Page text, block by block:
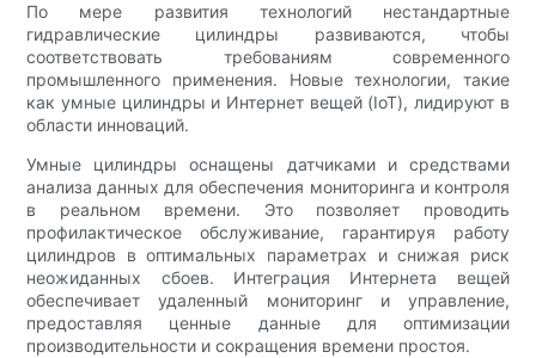
По мере развития технологий нестандартные
гидравлические цилиндры развиваются, чтобы
соответствовать требованиям современного
промышленного применения. Новые технологии, такие
как умные цилиндры и Интернет вещей (IoT), лидируют в
области инноваций.
Умные цилиндры оснащены датчиками и средствами
анализа данных для обеспечения мониторинга и контроля
в реальном времени. Это позволяет проводить
профилактическое обслуживание, гарантируя работу
цилиндров в оптимальных параметрах и снижая риск
неожиданных сбоев. Интеграция Интернета вещей
обеспечивает удаленный мониторинг и управление,
предоставляя ценные данные для оптимизации
производительности и сокращения времени простоя.